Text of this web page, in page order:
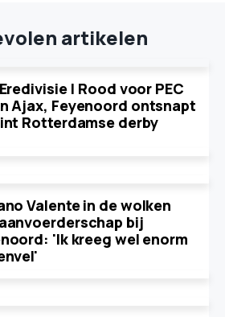
artikelen
| Rood voor PEC
Ajax, Feyenoord ontsnapt
Rotterdamse derby
Valente in de wolken
bij
'Ik kreeg wel enorm